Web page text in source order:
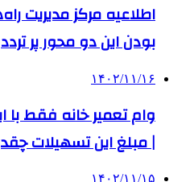
اطلاعیه‌ مرکز مدیریت
بودن این دو محور پر تردد
۱۴۰۲/۱۱/۱۶
وام تعمیر خانه فقط
| مبلغ این تسهیلات
۱۴۰۲/۱۱/۱۵